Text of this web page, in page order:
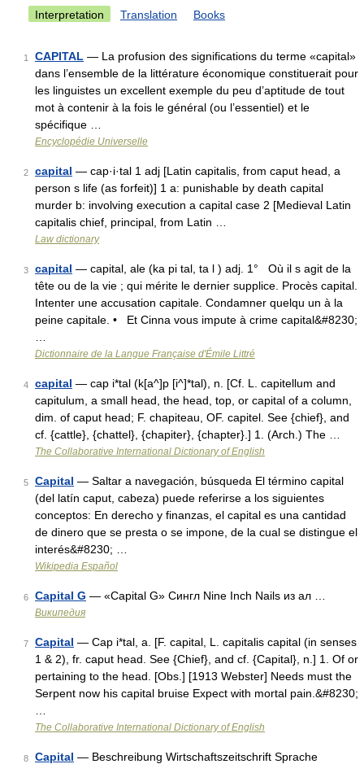
Interpretation Translation Books
1 CAPITAL — La profusion des significations du terme «capital»
dans l’ensemble de la littérature économique constituerait pour
les linguistes un excellent exemple du peu d’aptitude de tout
mot à contenir à la fois le général (ou l’essentiel) et le
spécifique …
Encyclopédie Universelle
2 capital — cap·i·tal 1 adj [Latin capitalis, from caput head, a
person s life (as forfeit)] 1 a: punishable by death capital
murder b: involving execution a capital case 2 [Medieval Latin
capitalis chief, principal, from Latin …
Law dictionary
3 capital — capital, ale (ka pi tal, ta l ) adj. 1° Où il s agit de la
tête ou de la vie ; qui mérite le dernier supplice. Procès capital.
Intenter une accusation capitale. Condamner quelqu un à la
peine capitale. • Et Cinna vous impute à crime capital&#8230;
Dictionnaire de la Langue Française d'Émile Littré
4 capital — cap i*tal (k[a^]p [i^]*tal), n. [Cf. L. capitellum and
capitulum, a small head, the head, top, or capital of a column,
dim. of caput head; F. chapiteau, OF. capitel. See {chief}, and
cf. {cattle}, {chattel}, {chapiter}, {chapter}.] 1. (Arch.) The …
The Collaborative International Dictionary of English
5 Capital — Saltar a navegación, búsqueda El término capital
(del latín caput, cabeza) puede referirse a los siguientes
conceptos: En derecho y finanzas, el capital es una cantidad
de dinero que se presta o se impone, de la cual se distingue el
interés&#8230; …
Wikipedia Español
6 Capital G — «Capital G» Сингл Nine Inch Nails из ал …
Википедия
7 Capital — Cap i*tal, a. [F. capital, L. capitalis capital (in senses
1 & 2), fr. caput head. See {Chief}, and cf. {Capital}, n.] 1. Of or
pertaining to the head. [Obs.] [1913 Webster] Needs must the
Serpent now his capital bruise Expect with mortal pain.&#8230;
The Collaborative International Dictionary of English
8 Capital — Beschreibung Wirtschaftszeitschrift Sprache